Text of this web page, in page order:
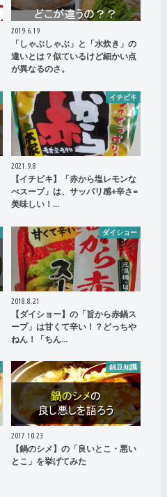
2019.6.19
「しゃぶしゃぶ」と「水炊き」の
違いとは？似ているけど細かい点
が異なるのさ。
イチビキ
2021.9.8
【イチビキ】「赤から塩レモンな
べスープ」は、サッパリ感+辛さ=
美味しい！…
ダイショー
2018.8.21
【ダイショー】の「旨から赤鍋ス
ープ」は甘くて辛い！？どっちや
ねん！「ちん…
鍋豆知識
2017.10.23
【鍋のシメ】の「良いとこ・悪い
とこ」を挙げてみた